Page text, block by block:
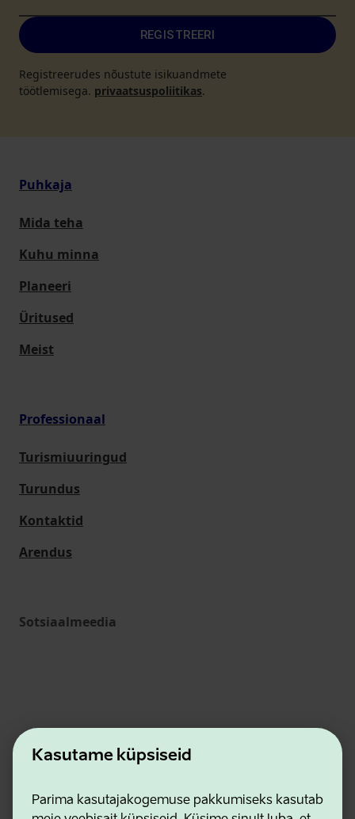
Kasutame küpsiseid
Parima kasutajakogemuse pakkumiseks kasutab
REGISTREERI
Registreerudes nõustute isikuandmete
töötlemisega. privaatsuspoliitikas.
Puhkaja
Mida teha
Kuhu minna
Planeeri
Üritused
Meist
Professionaal
Turismiuuringud
Turundus
Kontaktid
Arendus
Sotsiaalmeedia
Ettevõtluse ja Innovatsiooni Sihtasutus